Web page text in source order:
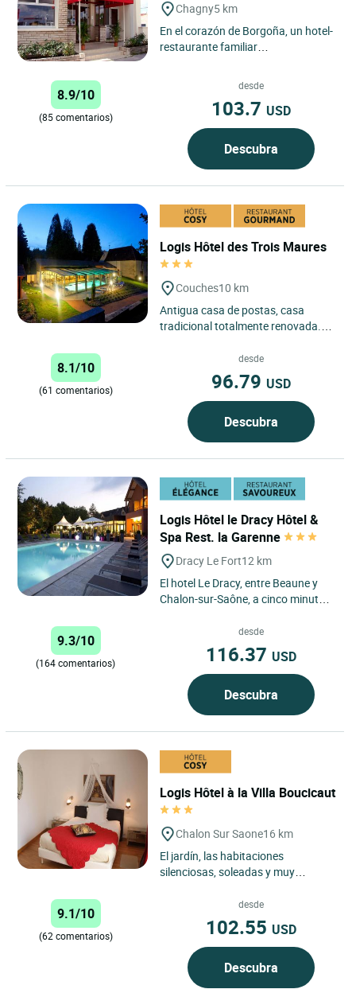
Chagny5 km
En el corazón de Borgoña, un hotel-
restaurante familiar
decoración refinada de
8.9/10
(85 comentarios)
desde
103.7 USD
Descubra
Logis Hôtel des Trois Maures
Couches10 km
Antigua casa de postas, casa
tradicional totalmente renovada.
carta de vinos provenientes...
8.1/10
(61 comentarios)
desde
96.79 USD
Descubra
Logis Hôtel le Dracy Hôtel &
Spa Rest. la Garenne
Dracy Le Fort12 km
El hotel Le Dracy, entre Beaune y
Chalon-sur-Saône, a cinco minutos
una estancia en...
9.3/10
(164 comentarios)
desde
116.37 USD
Descubra
Logis Hôtel à la Villa Boucicaut
Chalon Sur Saone16 km
El jardín, las habitaciones
silenciosas, soleadas y muy
salón y el hamman perfumado...
9.1/10
(62 comentarios)
desde
102.55 USD
Descubra